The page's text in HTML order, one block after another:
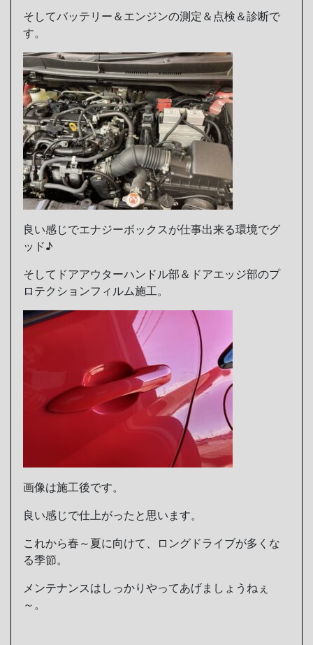
そしてバッテリー＆エンジンの測定＆点検＆診断で
す。
良い感じでエナジーボックスが仕事出来る環境でグ
ッド♪
そしてドアアウターハンドル部＆ドアエッジ部のプ
ロテクションフィルム施工。
画像は施工後です。
良い感じで仕上がったと思います。
これから春～夏に向けて、ロングドライブが多くな
る季節。
メンテナンスはしっかりやってあげましょうねぇ
～。